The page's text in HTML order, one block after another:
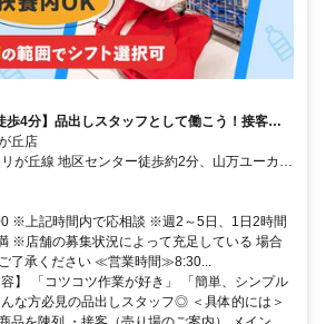
歩4分】品出しスタッフとして働こう！接客が
作業！
丘店
が丘線 地区センター徒歩約2分、山万ユーカリ
歩約4分、京成本線 ユーカリが丘徒歩約4分 京
駅」より徒歩4分＊自転車通勤OK
※上記時間内で応相談 ※週2～5日、1日2時間
※店舗の募集状況によって充足している 場合
了承ください ≪営業時間≫8:30...
】 「コツコツ作業が好き」 「簡単、シンプル
な方必見の品出しスタッフ◎ ＜具体的には＞